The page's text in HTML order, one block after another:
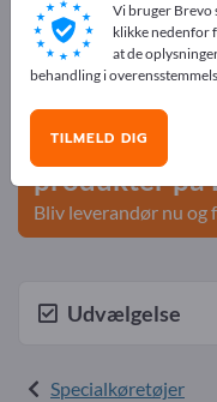
Annoncer
Behov – Tilbud –
start her
Offentliggør
produkter på
Bliv leverandør nu og
Udvælgelse
Specialkøretøjer
Vi bruger Brevo
klikke nedenfor
at de
behandling i
TILMELD DIG